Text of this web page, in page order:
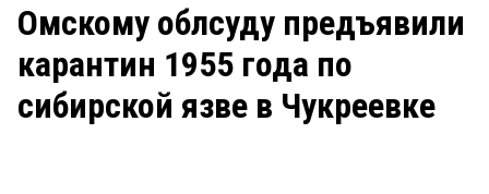
ЗАКОН
НОВОСТИ КОМПАНИЙ
Рейтинги
Блоги
Архив
Омскому облсуду предъявили
карантин 1955 года по
сибирской язве в Чукреевке